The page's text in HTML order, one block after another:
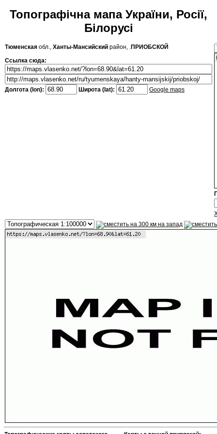
Топографічна мапа України, Росії,
Білорусі
Тюменская обл., Ханты-Мансийский район, .ПРИОБСКОЙ
Ссылка сюда:
Долгота (lon): Широта (lat): Google maps